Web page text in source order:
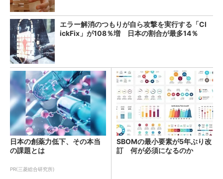
エラー解消のつもりが自ら攻撃を実行する「Cl
ickFix」が108％増 日本の割合が最多14％
日本の創薬力低下、その本当
の課題とは
PR(三菱総合研究所)
SBOMの最小要素が5年ぶり改
訂 何が必須になるのか